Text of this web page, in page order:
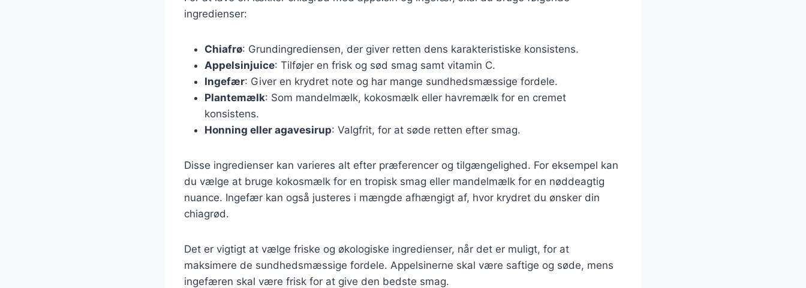
ingredienser:
Chiafrø: Grundingrediensen, der giver retten dens karakteristiske konsistens.
Appelsinjuice: Tilføjer en frisk og sød smag samt vitamin C.
Ingefær: Giver en krydret note og har mange sundhedsmæssige fordele.
Plantemælk: Som mandelmælk, kokosmælk eller havremælk for en cremet
konsistens.
Honning eller agavesirup: Valgfrit, for at søde retten efter smag.
Disse ingredienser kan varieres alt efter præferencer og tilgængelighed. For eksempel kan
du vælge at bruge kokosmælk for en tropisk smag eller mandelmælk for en nøddeagtig
nuance. Ingefær kan også justeres i mængde afhængigt af, hvor krydret du ønsker din
chiagrød.
Det er vigtigt at vælge friske og økologiske ingredienser, når det er muligt, for at
maksimere de sundhedsmæssige fordele. Appelsinerne skal være saftige og søde, mens
ingefæren skal være frisk for at give den bedste smag.